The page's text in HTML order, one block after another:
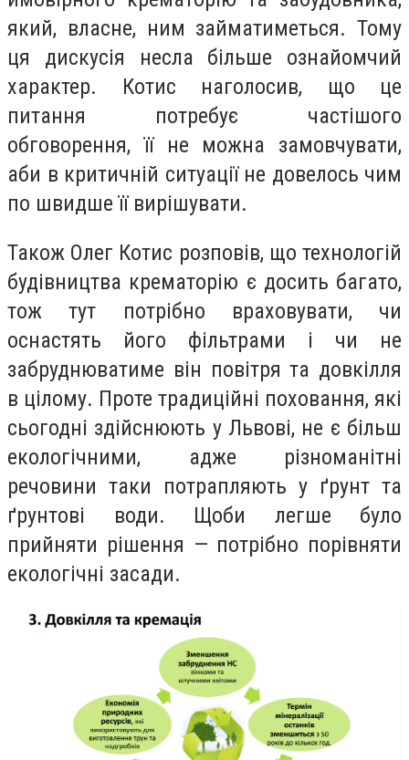
який, власне, ним займатиметься. Тому
ця дискусія несла більше ознайомчий
характер. Котис наголосив, що це
питання потребує частішого
обговорення, її не можна замовчувати,
аби в критичній ситуації не довелось чим
по швидше її вирішувати.
Також Олег Котис розповів, що технологій
будівництва крематорію є досить багато,
тож тут потрібно враховувати, чи
оснастять його фільтрами і чи не
забруднюватиме він повітря та довкілля
в цілому. Проте традиційні поховання, які
сьогодні здійснюють у Львові, не є більш
екологічними, адже різноманітні
речовини таки потрапляють у ґрунт та
ґрунтові води. Щоби легше було
прийняти рішення — потрібно порівняти
екологічні засади.